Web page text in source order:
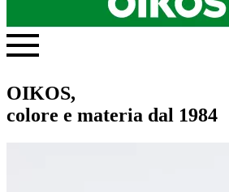
OIKOS,
colore e materia dal 1984